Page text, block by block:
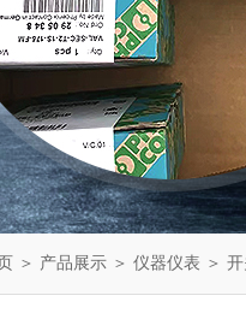
＞ 产品展示 ＞ 仪器仪表 ＞ 开